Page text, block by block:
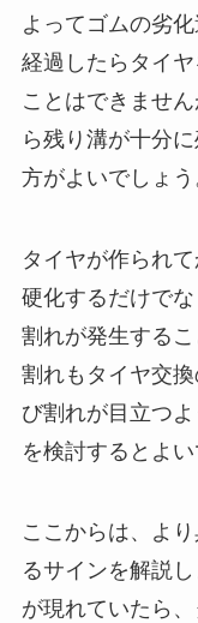
よってゴムの劣
経過したらタイ
ことはできませ
ら残り溝が十分
方がよいでしょう
タイヤが作られ
硬化するだけで
割れが発生する
割れもタイヤ交
び割れが目立つ
を検討するとよい
ここからは、よ
るサインを解説
が現れていたら